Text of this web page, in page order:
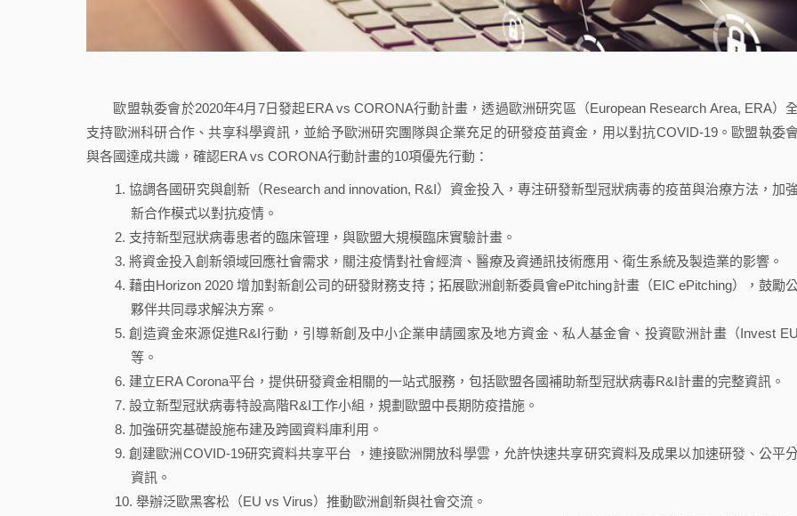
歐盟執委會於2020年4月7日發起ERA vs CORONA行動計畫，透過歐洲研究區（European Research Area, ERA）
支持歐洲科研合作、共享科學資訊，並給予歐洲研究團隊與企業充足的研發疫苗資金，用以對抗COVID-19。歐盟執委
與各國達成共識，確認ERA vs CORONA行動計畫的10項優先行動：
協調各國研究與創新（Research and innovation, R&I）資金投入，專注研發新型冠狀病毒的疫苗與治療方法，加
新合作模式以對抗疫情。
支持新型冠狀病毒患者的臨床管理，與歐盟大規模臨床實驗計畫。
將資金投入創新領域回應社會需求，關注疫情對社會經濟、醫療及資通訊技術應用、衛生系統及製造業的影響。
藉由Horizon 2020 增加對新創公司的研發財務支持；拓展歐洲創新委員會ePitching計畫（EIC ePitching），鼓勵
夥伴共同尋求解決方案。
創造資金來源促進R&I行動，引導新創及中小企業申請國家及地方資金、私人基金會、投資歐洲計畫（Invest EU
等。
建立ERA Corona平台，提供研發資金相關的一站式服務，包括歐盟各國補助新型冠狀病毒R&I計畫的完整資訊。
設立新型冠狀病毒特設高階R&I工作小組，規劃歐盟中長期防疫措施。
加強研究基礎設施布建及跨國資料庫利用。
創建歐洲COVID-19研究資料共享平台 ，連接歐洲開放科學雲，允許快速共享研究資料及成果以加速研發、公平
資訊。
舉辦泛歐黑客松（EU vs Virus）推動歐洲創新與社會交流。